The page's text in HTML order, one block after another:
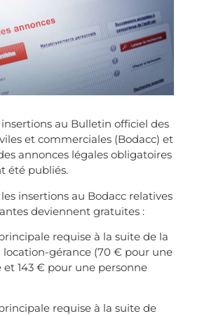
au Bulletin officiel des
et commerciales (Bodacc) et
annonces légales obligatoires
été publiés.
insertions au Bodacc relatives
deviennent gratuites :
requise à la suite de la
location-gérance (70 € pour une
143 € pour une personne
requise à la suite de